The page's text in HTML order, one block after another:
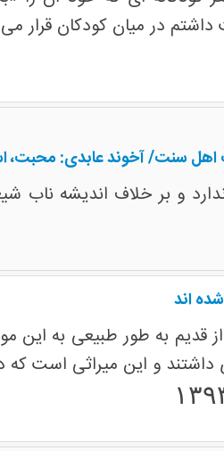
در میان کودکان قرار می
اهل سنت/ آخوند عابدی:
و بر خلاف اندیشه ناب
اند
قدیم به طور طبیعی به این
و این میراثی است که